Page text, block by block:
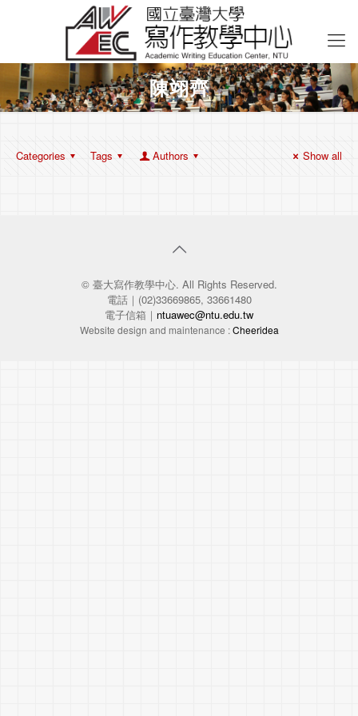
陳翊齊
Categories Tags Authors Show all
© 臺大寫作教學中心. All Rights Reserved.
電話｜(02)33669865, 33661480
電子信箱｜ ntuawec@ntu.edu.tw
Website design and maintenance :Cheeridea